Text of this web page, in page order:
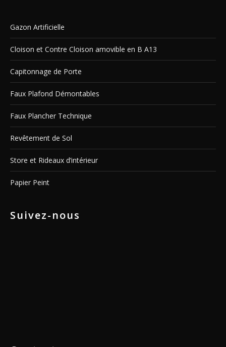
Gazon Artificielle
Cloison et Contre Cloison amovible en B A13
Capitonnage de Porte
Faux Plafond Démontables
Faux Plancher Technique
Revêtement de Sol
Store et Rideaux d’intérieur
Papier Peint
Suivez-nous